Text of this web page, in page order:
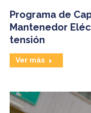
Programa de
Mantenedor
tensión
Ver más